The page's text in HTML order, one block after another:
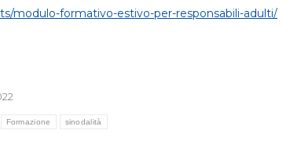
modulo-formativo-estivo-per-responsabili-adulti/
Formazione sinodalità